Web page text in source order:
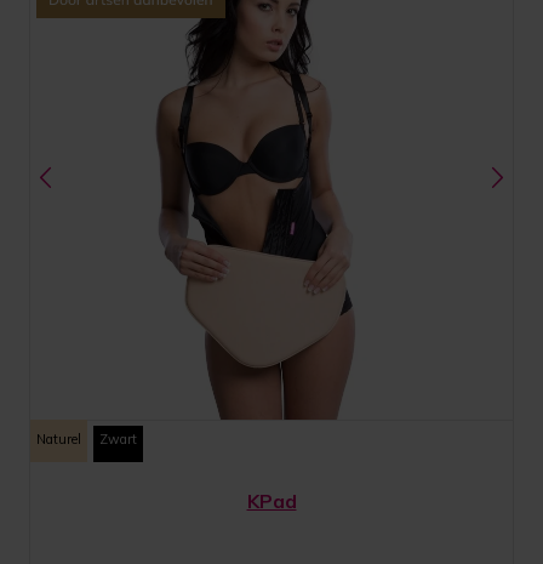
Naturel Zwart
KPad